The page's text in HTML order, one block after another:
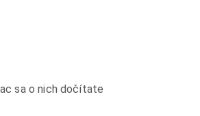
sa o nich dočítate